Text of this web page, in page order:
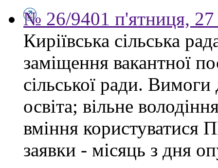
№ 26/9401 п'ятниця, 27
Киріївська сільська
заміщення вакантної
сільської ради.
освіта; вільне
вміння користуватися
заявки - місяць з дня